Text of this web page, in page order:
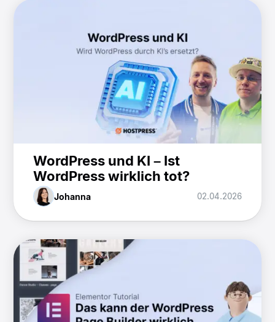
WordPress und KI – Ist
WordPress wirklich tot?
Johanna 02.04.2026